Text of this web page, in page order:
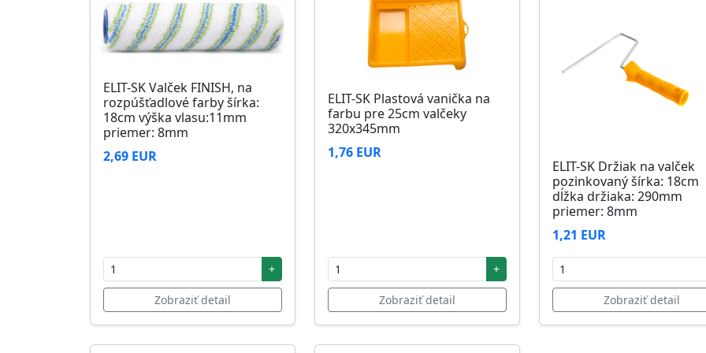
ELIT-SK Valček FINISH, na
rozpúšťadlové farby šírka:
18cm výška vlasu:11mm
priemer: 8mm
2,69 EUR
+
Zobraziť detail
ELIT-SK Plastová vanička na
farbu pre 25cm valčeky
320x345mm
1,76 EUR
+
Zobraziť detail
ELIT-SK Držiak na valček
pozinkovaný šírka: 18cm
dĺžka držiaka: 290mm
priemer: 8mm
1,21 EUR
Zobraziť detail